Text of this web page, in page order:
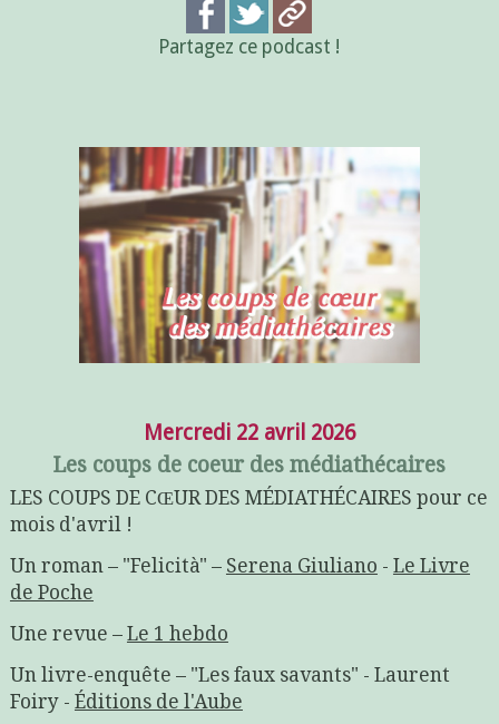
Partagez ce podcast !
Mercredi 22 avril 2026
Les coups de coeur des médiathécaires
LES COUPS DE CŒUR DES MÉDIATHÉCAIRES pour ce
mois d'avril !
Un roman – "Felicità" – Serena Giuliano - Le Livre
de Poche
Une revue – Le 1 hebdo
Un livre-enquête – "Les faux savants" - Laurent
Foiry - Éditions de l'Aube